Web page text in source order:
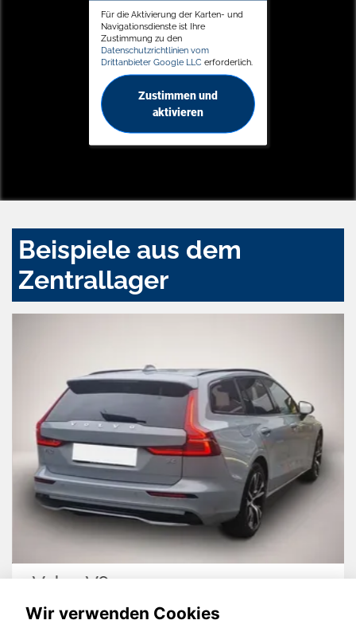
Für die Aktivierung der Karten- und
Navigationsdienste ist Ihre
Zustimmung zu den
Datenschutzrichtlinien vom
Drittanbieter Google LLC erforderlich.
Zustimmen und
aktivieren
Beispiele aus dem
Zentrallager
Volvo V60
Wir verwenden Cookies